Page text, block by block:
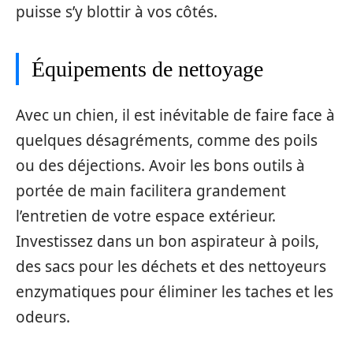
puisse s’y blottir à vos côtés.
Équipements de nettoyage
Avec un chien, il est inévitable de faire face à
quelques désagréments, comme des poils
ou des déjections. Avoir les bons outils à
portée de main facilitera grandement
l’entretien de votre espace extérieur.
Investissez dans un bon aspirateur à poils,
des sacs pour les déchets et des nettoyeurs
enzymatiques pour éliminer les taches et les
odeurs.